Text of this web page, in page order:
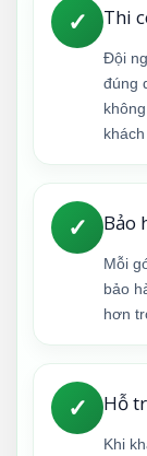
✓ Thi
Đội
đúng
khách
✓ Bảo
Mỗi
bảo
hơn
✓ Hỗ
Khi